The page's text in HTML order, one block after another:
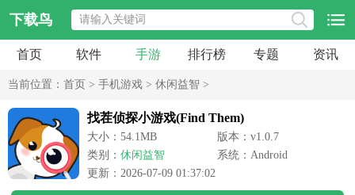
下载鸟
首页 软件 手游 排行榜 专题 资讯
当前位置： 首页 > 手机游戏 > 休闲益智 >
找茬侦探小游戏(Find Them)
大小：54.1MB
版本：v1.0.7
类别： 休闲益智
系统：Android
更新：2026-07-09 01:37:02